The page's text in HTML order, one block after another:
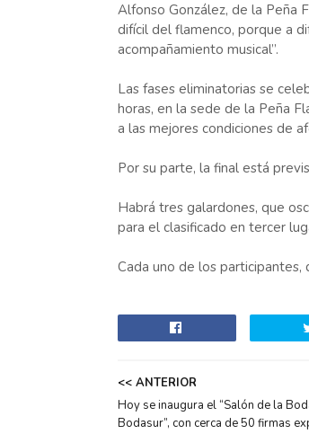
Alfonso González, de la Peña
difícil del flamenco, porque a
acompañamiento musical”.
Las fases eliminatorias se
horas, en la sede de la Peña
a las mejores condiciones de
Por su parte, la final está
Habrá tres galardones, que
para el clasificado en tercer
Cada uno de los
<< ANTERIOR
Hoy se inaugura el “Salón de la
Bodasur”, con cerca de 50 firmas